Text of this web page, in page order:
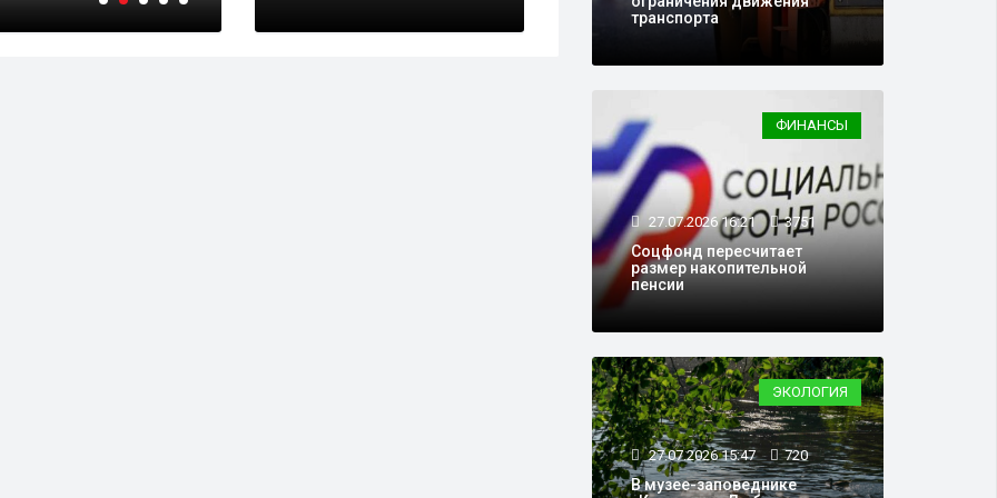
транспорта
ФИНАНСЫ
27.07.2026 16:21 3751
Соцфонд пересчитает
размер накопительной
пенсии
ЭКОЛОГИЯ
27.07.2026 15:47 720
В музее-заповеднике